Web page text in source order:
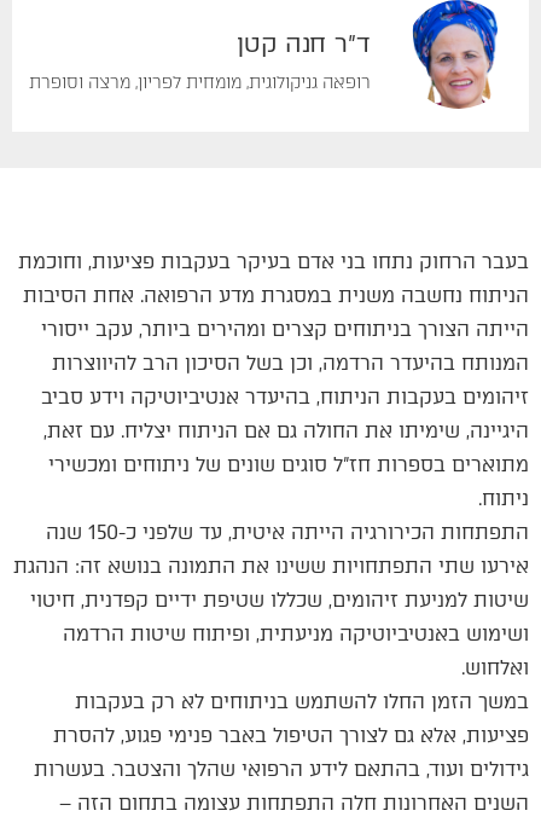
ד"ר חנה קטן
רופאה גניקולוגית, מומחית לפריון, מרצה וסופרת
בעבר הרחוק נתחו בני אדם בעיקר בעקבות פציעות, וחוכמת
הניתוח נחשבה משנית במסגרת מדע הרפואה. אחת הסיבות
הייתה הצורך בניתוחים קצרים ומהירים ביותר, עקב ייסורי
המנותח בהיעדר הרדמה, וכן בשל הסיכון הרב להיווצרות
זיהומים בעקבות הניתוח, בהיעדר אנטיביוטיקה וידע סביב
היגיינה, שימיתו את החולה גם אם הניתוח יצליח. עם זאת,
מתוארים בספרות חז"ל סוגים שונים של ניתוחים ומכשירי
ניתוח.
התפתחות הכירורגיה הייתה איטית, עד שלפני כ-150 שנה
אירעו שתי התפתחויות ששינו את התמונה בנושא זה: הנהגת
שיטות למניעת זיהומים, שכללו שטיפת ידיים קפדנית, חיטוי
ושימוש באנטיביוטיקה מניעתית, ופיתוח שיטות הרדמה
ואלחוש.
במשך הזמן החלו להשתמש בניתוחים לא רק בעקבות
פציעות, אלא גם לצורך הטיפול באבר פנימי פגוע, להסרת
גידולים ועוד, בהתאם לידע הרפואי שהלך והצטבר. בעשרות
השנים האחרונות חלה התפתחות עצומה בתחום הזה –